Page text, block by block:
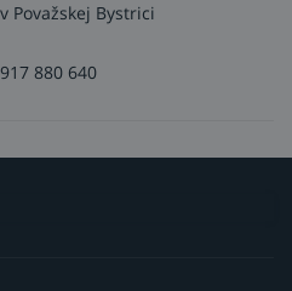
Považskej Bystrici
880 640